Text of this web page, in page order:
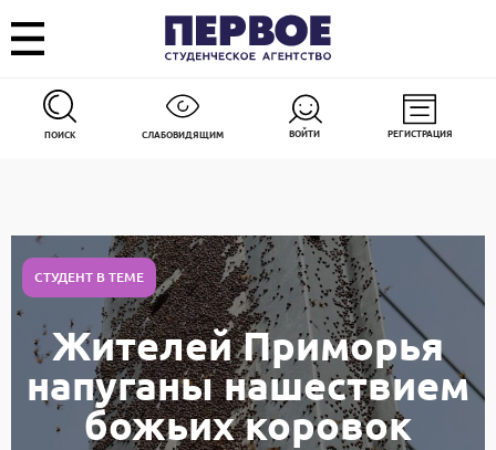
ПОИСК СЛАБОВИДЯЩИМ ВОЙТИ РЕГИСТРАЦИЯ
СТУДЕНТ В ТЕМЕ
Жителей Приморья
напуганы нашествием
божьих коровок